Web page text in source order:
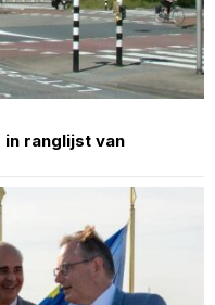
ranglijst van